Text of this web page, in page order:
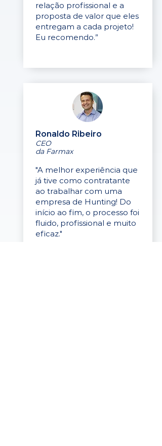
relação profissional e a
proposta de valor que eles
entregam a cada projeto!
Eu recomendo.”
Ronaldo Ribeiro
CEO
da Farmax
"A melhor experiência que
já tive como contratante
ao trabalhar com uma
empresa de Hunting! Do
início ao fim, o processo foi
fluido, profissional e muito
eficaz."